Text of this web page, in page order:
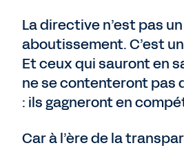
La directive n’est pas un
aboutissement. C’est
Et ceux qui sauront en
ne se contenteront pas
: ils gagneront en
Car à l’ère de la